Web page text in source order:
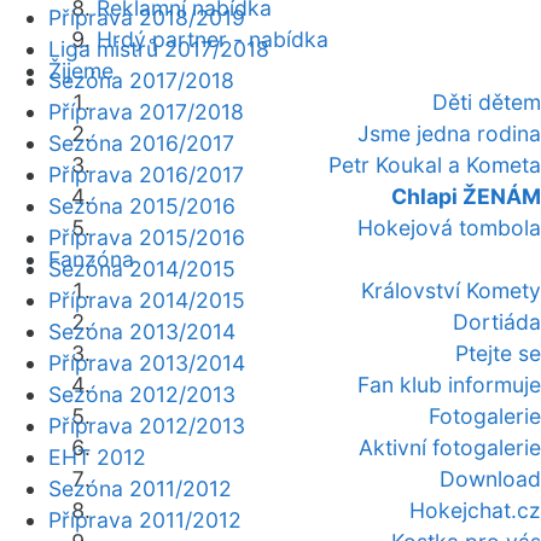
Reklamní nabídka
Hrdý partner - nabídka
Žijeme
Děti dětem
Jsme jedna rodina
Petr Koukal a Kometa
Chlapi ŽENÁM
Hokejová tombola
Fanzóna
Království Komety
Dortiáda
Ptejte se
Fan klub informuje
Fotogalerie
Aktivní fotogalerie
Download
Hokejchat.cz
Příprava 2018/2019
Liga mistrů 2017/2018
Sezóna 2017/2018
Příprava 2017/2018
Sezóna 2016/2017
Příprava 2016/2017
Sezóna 2015/2016
Příprava 2015/2016
Sezóna 2014/2015
Příprava 2014/2015
Sezóna 2013/2014
Příprava 2013/2014
Sezóna 2012/2013
Příprava 2012/2013
EHT 2012
Sezóna 2011/2012
Příprava 2011/2012